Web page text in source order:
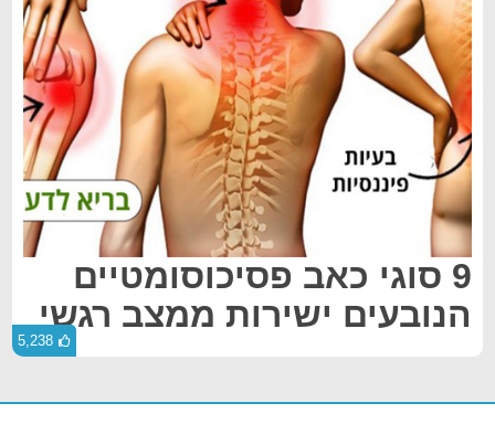
9 סוגי כאב פסיכוסומטיים
הנובעים ישירות ממצב רגשי
5,238